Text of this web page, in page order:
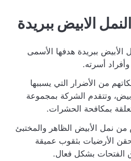
الابيض ببريدة
ببريدة هدفها الأسمى
أسرته.
من الأضرار التي يسببها
وتتقدم الشركة بمجموعة
بمكافحة الحشرات.
نمل الأبيض الظاهر والمختبئ
الأرضيات بثقوب عميقة
الفتحات بشكل فعال.